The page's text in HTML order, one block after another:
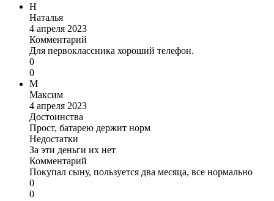
Н
Наталья
4 апреля 2023
Комментарий
Для первоклассника хороший телефон.
0
0
М
Максим
4 апреля 2023
Достоинства
Прост, батарею держит норм
Недостатки
За эти деньги их нет
Комментарий
Покупал сыну, пользуется два месяца, все нормально
0
0